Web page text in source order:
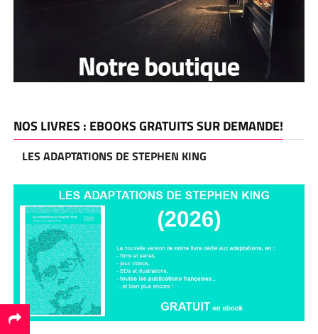
NOS LIVRES : EBOOKS GRATUITS SUR DEMANDE!
LES ADAPTATIONS DE STEPHEN KING